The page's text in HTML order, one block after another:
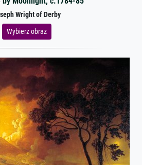
Wright of Derby
Wybierz obraz